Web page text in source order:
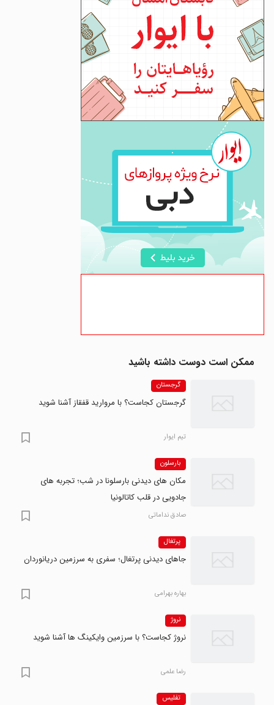
ممکن است دوست داشته باشید
گرجستان
گرجستان کجاست؟ با مروارید قفقاز آشنا شوید
تیم ایوار
بارسلون
مکان های دیدنی بارسلونا در شب؛ تجربه های
جادویی در قلب کاتالونیا
صادق نداماتی
پرتغال
جاهای دیدنی پرتغال؛ سفری به سرزمین دریانوردان
بهاره بهرامی
نروژ
نروژ کجاست؟ با سرزمین وایکینگ ها آشنا شوید
رضا علمی
تفلیس